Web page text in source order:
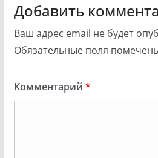
Добавить
Ваш адрес email не будет
Обязательные поля
Комментарий *